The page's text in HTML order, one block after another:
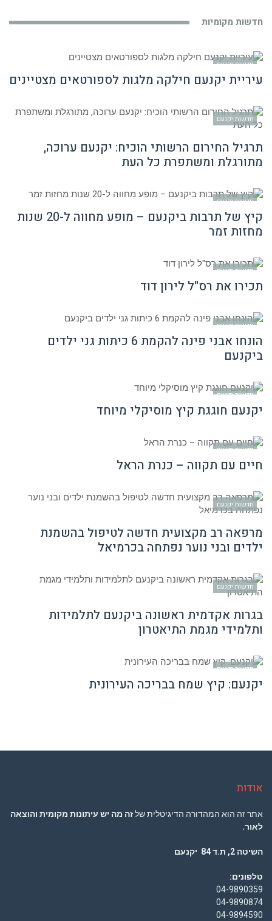
חדשות מקומיות
חדשות יקנעם
עיריית יקנעם חילקה מלגות לספורטאים מצטיינים
חדשות יקנעם
תרגיל החירום הרשותי הוכיח: יקנעם ערוכה,
מתורגלת ומשתפרת כל העת
חדשות יקנעם
קיץ של תרבות ביקנעם – מופע מחווה ל-20 שנות
מחזות זמר
חדשות יקנעם
תכירו את רס"ל לירון דוד
חדשות יקנעם
הונחו אבני פינה להקמת 6 כיתות גני ילדים
ביקנעם
חדשות יקנעם
יקנעם חוגגת קיץ מוסיקלי מיוחד
חדשות יקנעם
חיים עם תקווה – כנרת הראל
חדשות יקנעם
מרפאה רב מקצועית חדשה לטיפול בהשמנת
ילדים ובני נוער נפתחה בכרמיאל
חדשות יקנעם
בגרות אקדמית ראשונה ביקנעם לתלמידות
ותלמידי מגמת התיאטרון
חדשות יקנעם
יקנעם: קיץ שמח בבריכה העירונית
אודות
אתר זה הוא המהדורה הדיגיטלית שלזה מה יש עיתונות מקומית והוצאה
לאור.
השיטה 2, ת.ד 84 יקנעם
טלפונים:
04-9890359
04-9890874
04-9894590